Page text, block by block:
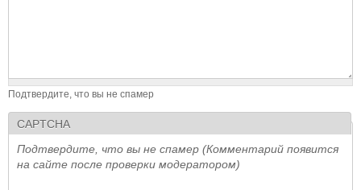
Подтвердите, что вы не спамер
CAPTCHA
Подтвердите, что вы не спамер (Комментарий появится
на сайте после проверки модератором)